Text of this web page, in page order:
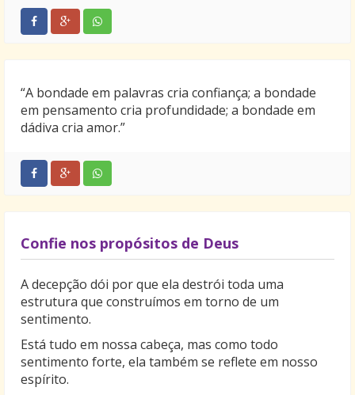
acha pouco, por fim, eu faria até o planeta parar de
girar.
você de volta para mim!
“A bondade em palavras cria confiança; a bondade
em pensamento cria profundidade; a bondade em
dádiva cria amor.”
Confie nos propósitos de Deus
A decepção dói por que ela destrói toda uma
estrutura que construímos em torno de um
sentimento.
Está tudo em nossa cabeça, mas como todo
sentimento forte, ela também se reflete em nosso
espírito.